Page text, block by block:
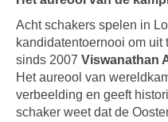
Acht schakers spelen in
kandidatentoernooi om
sinds 2007 Viswanathan
Het aureool van
verbeelding en geeft
schaker weet dat de